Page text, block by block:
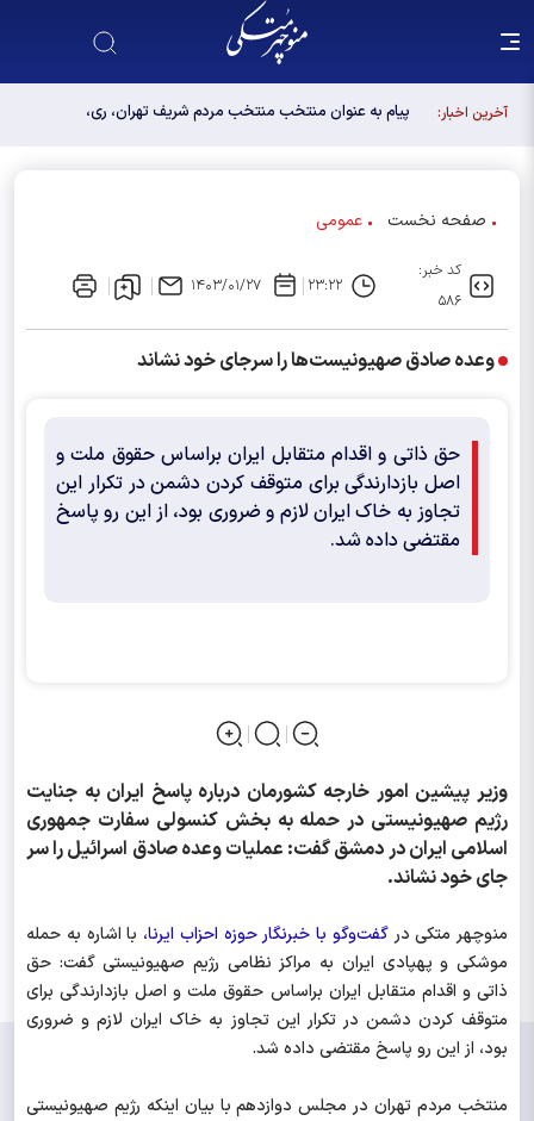
آخرین اخبار:
پیام به عنوان منتخب منتخب مردم شریف تهران، ری،
صفحه نخست عمومی
کد خبر:
۵۸۶
۲۳:۲۲ ۱۴۰۳/۰۱/۲۷
وعده صادق صهیونیست‌ها را سرجای خود نشاند
حق ذاتی و اقدام متقابل ایران براساس حقوق ملت و
اصل بازدارندگی برای متوقف کردن دشمن در تکرار این
تجاوز به خاک ایران لازم و ضروری بود، از این رو پاسخ
مقتضی داده شد.
وزیر پیشین امور خارجه کشورمان درباره پاسخ ایران به جنایت
رژیم صهیونیستی در حمله به بخش کنسولی سفارت جمهوری
اسلامی ایران در دمشق گفت: عملیات وعده صادق اسرائیل را سر
جای خود نشاند.
منوچهر متکی درگفت‌وگو با خبرنگار حوزه احزاب ایرنا، با اشاره به حمله
موشکی و پهپادی ایران به مراکز نظامی رژیم صهیونیستی گفت: حق
ذاتی و اقدام متقابل ایران براساس حقوق ملت و اصل بازدارندگی برای
متوقف کردن دشمن در تکرار این تجاوز به خاک ایران لازم و ضروری
بود، از این رو پاسخ مقتضی داده شد.
منتخب مردم تهران در مجلس دوازدهم با بیان اینکه رژیم صهیونیستی